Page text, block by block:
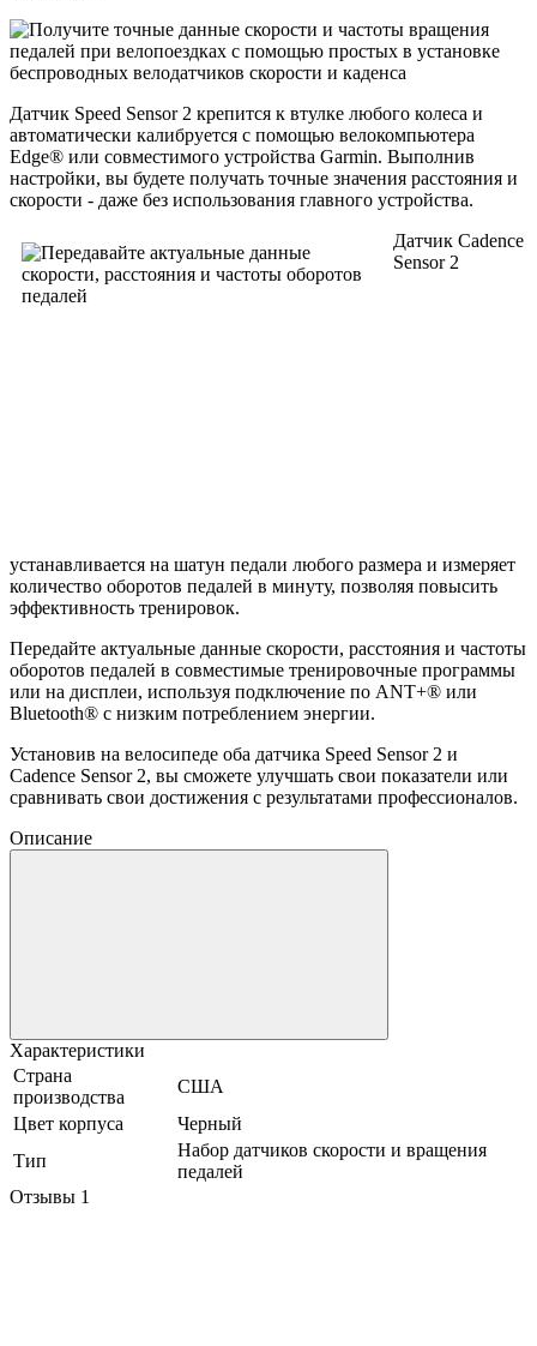
Датчик Speed ​​Sensor 2 крепится к втулке любого колеса и
автоматически калибруется с помощью велокомпьютера
Edge® или совместимого устройства Garmin. Выполнив
настройки, вы будете получать точные значения расстояния и
скорости - даже без использования главного устройства.
Датчик Cadence
Sensor 2
устанавливается на шатун педали любого размера и измеряет
количество оборотов педалей в минуту, позволяя повысить
эффективность тренировок.
Передайте актуальные данные скорости, расстояния и частоты
оборотов педалей в совместимые тренировочные программы
или на дисплеи, используя подключение по ANT+® или
Bluetooth® с низким потреблением энергии.
Установив на велосипеде оба датчика Speed ​​Sensor 2 и
Cadence Sensor 2, вы сможете улучшать свои показатели или
сравнивать свои достижения с результатами профессионалов.
Описание
Характеристики
Страна
производства
США
Цвет корпуса
Черный
Тип
Набор датчиков скорости и вращения
педалей
Отзывы 1